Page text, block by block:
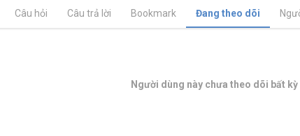
Câu hỏi Câu trả lời Bookmark Đang theo dõi
Người dùng này chưa theo dõi bất kỳ